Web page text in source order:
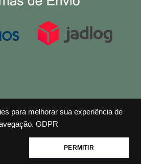
para melhorar sua experiência de
GDPR
PERMITIR